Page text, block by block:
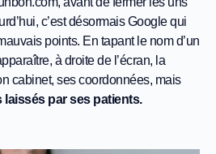
c’est désormais Google qui
points. En tapant le nom d’un
à droite de l’écran, la
cabinet, ses coordonnées, mais
laissés par ses patients.